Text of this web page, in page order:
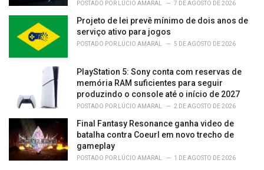
POSTADO POR LÚCIO AMARAL 7 DE AGOSTO DE 2026
Projeto de lei prevê mínimo de dois anos de
serviço ativo para jogos
POSTADO POR LÚCIO AMARAL 5 DE AGOSTO DE 2026
PlayStation 5: Sony conta com reservas de
memória RAM suficientes para seguir
produzindo o console até o início de 2027
POSTADO POR LÚCIO AMARAL 2 DE AGOSTO DE 2026
Final Fantasy Resonance ganha video de
batalha contra Coeurl em novo trecho de
gameplay
POSTADO POR LÚCIO AMARAL 1 DE AGOSTO DE 2026